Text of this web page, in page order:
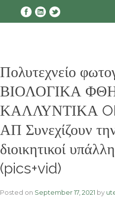
Πολυτεχνείο
ΒΙΟΛΟΓΙΚΑ
ΚΑΛΛΥΝΤΙΚΑ
ΑΠ Συνεχίζουν
διοικητικοί
(pics+vid)
Posted on September 17, 2021 by